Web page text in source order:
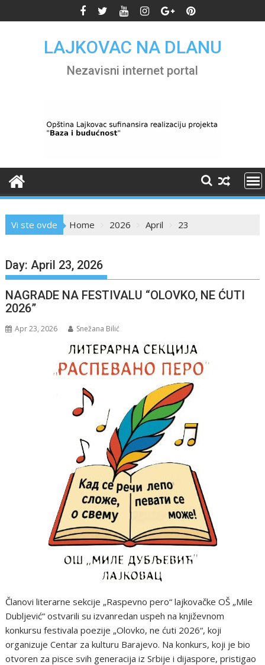
to
LAJKOVAC NA DLANU
Nezavisni internet portal
Vi ste ovde Home 2026 April 23
Day:April 23, 2026
NAGRADE NA FESTIVALU “OLOVKO, NE ĆUTI
2026”
Apr 23, 2026 Snežana Bilić
Članovi literarne sekcije „Raspevno pero“ lajkovačke OŠ „Mile
Dubljević“ ostvarili su izvanredan uspeh na književnom
konkursu festivala poezije „Olovko, ne ćuti 2026“, koji
organizuje Centar za kulturu Barajevo. Na konkurs, koji je bio
otvoren za pisce svih generacija iz Srbije i dijaspore, pristigao